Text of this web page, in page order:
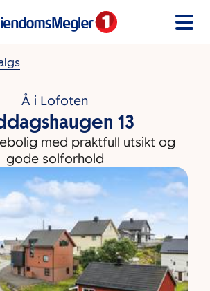
Å i Lofoten
13
med praktfull utsikt og
gode solforhold